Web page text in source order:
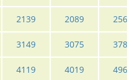
2139 2089 2565
3149 3075 3789
4119 4019 4969